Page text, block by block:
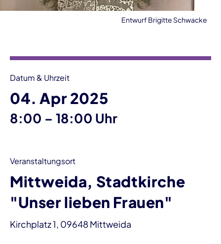
Entwurf Brigitte Schwacke
Datum & Uhrzeit
04. Apr 2025
8:00 – bis
18:00 Uhr
Veranstaltungsort
Mittweida, Stadtkirche
"Unser lieben Frauen"
Kirchplatz 1, 09648 Mittweida